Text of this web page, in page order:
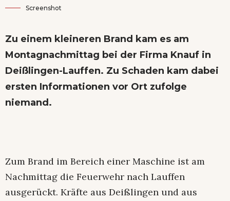
Screenshot
Zu einem kleineren Brand kam es am
Montagnachmittag bei der Firma Knauf in
Deißlingen-Lauffen. Zu Schaden kam dabei
ersten Informationen vor Ort zufolge
niemand.
Zum Brand im Bereich einer Maschine ist am
Nachmittag die Feuerwehr nach Lauffen
ausgerückt. Kräfte aus Deißlingen und aus